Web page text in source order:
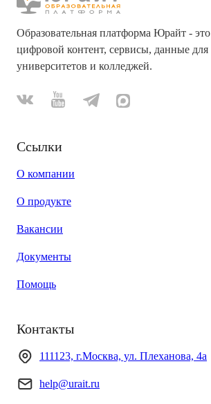
Образовательная платформа Юрайт - это
цифровой контент, сервисы, данные для
университетов и колледжей.
Ссылки
О компании
О продукте
Вакансии
Документы
Помощь
Контакты
111123, г.Москва, ул. Плеханова, 4а
help@urait.ru